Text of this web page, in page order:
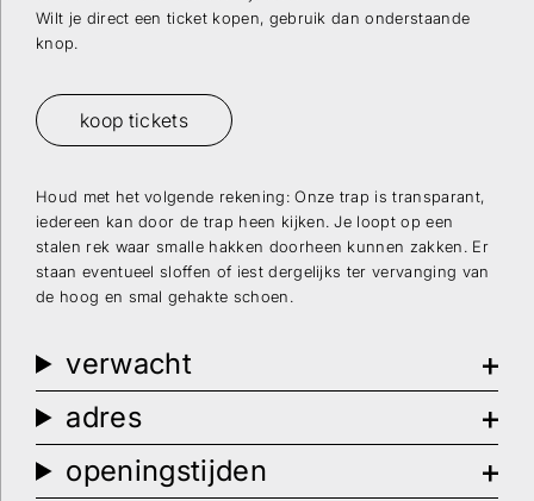
Wilt je direct een ticket kopen, gebruik dan onderstaande
knop.
koop tickets
Houd met het volgende rekening: Onze trap is transparant,
iedereen kan door de trap heen kijken. Je loopt op een
stalen rek waar smalle hakken doorheen kunnen zakken. Er
staan eventueel sloffen of iest dergelijks ter vervanging van
de hoog en smal gehakte schoen.
verwacht
adres
openingstijden
inschrijven voor onze nieuwsbrief.
Verstuur